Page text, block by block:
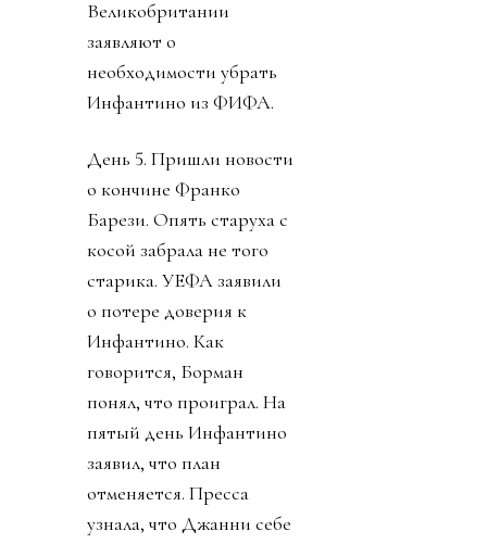
не указаны в документе,
сроки и условия
функционирования не
определены, ничего
прав на футбол. К концу
дня Карлос Кордейро,
один из главных
соратников Инфантино,
человек из Goldman
Sachs, подал в отставку.
Карлос подчеркнул, что
ничего не знал о плане и
что план приватизации
футбола вреден и
должен быть отвергнут.
Политики уровня
премьер-министра